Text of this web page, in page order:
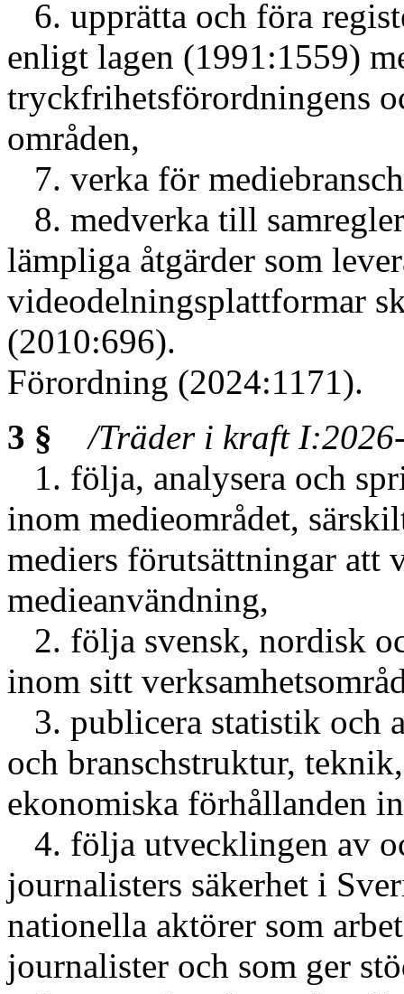
6. upprätta och föra
enligt lagen (1991:1559)
tryckfrihetsförordningens
områden,
7. verka för
8. medverka till
lämpliga åtgärder som
videodelningsplattformar
(2010:696).
Förordning (2024:1171).
3 §
/Träder i kraft
1. följa, analysera och
inom medieområdet,
mediers förutsättningar att
medieanvändning,
2. följa svensk, nordisk
inom sitt
3. publicera statistik och
och branschstruktur,
ekonomiska förhållanden
4. följa utvecklingen av
journalisters säkerhet i
nationella aktörer som
journalister och som ger